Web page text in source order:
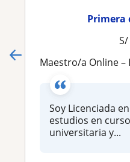
Primera
S/
Maestro/a Online –
Soy Licenciada
estudios en
universitaria y...